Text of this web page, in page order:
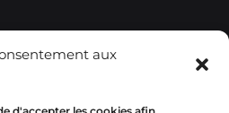
aux